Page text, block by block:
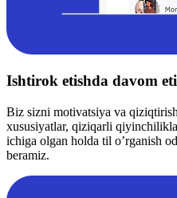
Ishtirok etishda davom
Biz sizni motivatsiya va
xususiyatlar, qiziqarli
ichiga olgan holda til o’rganish
beramiz.